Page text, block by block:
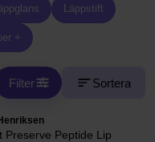
Läppstift
+
Filter Sortera
Preserve Peptide Lip